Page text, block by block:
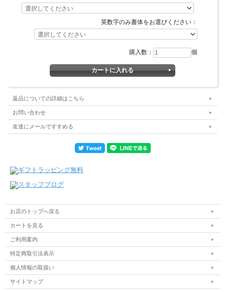
英数字のみ書体をお選びください：
購入数： 個
返品についての詳細はこちら
お問い合わせ
友達にメールですすめる
お店のトップへ戻る
カートを見る
ご利用案内
特定商取引法表示
個人情報の取扱い
サイトマップ